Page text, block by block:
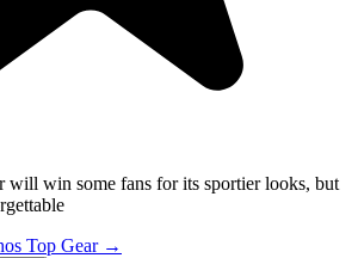
will win some fans for its sportier looks, but
Top Gear→